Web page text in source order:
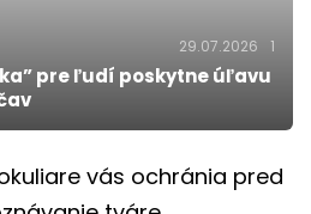
29.07.2026 1
pre ľudí poskytne úľavu